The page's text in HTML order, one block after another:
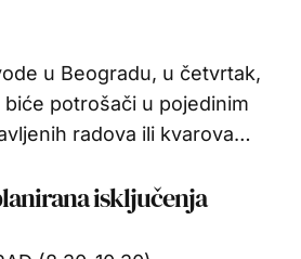
u Beogradu, u četvrtak,
biće potrošači u pojedinim
radova ili kvarova…
isključenja